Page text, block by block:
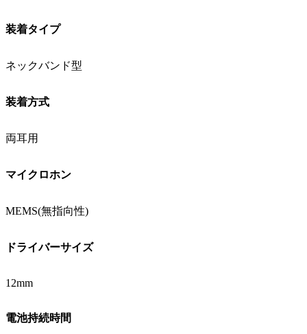
装着タイプ
ネックバンド型
装着方式
両耳用
マイクロホン
MEMS(無指向性)
ドライバーサイズ
12mm
電池持続時間